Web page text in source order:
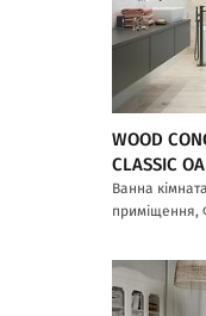
WOOD
CLASSIC
Ванна
приміщення,